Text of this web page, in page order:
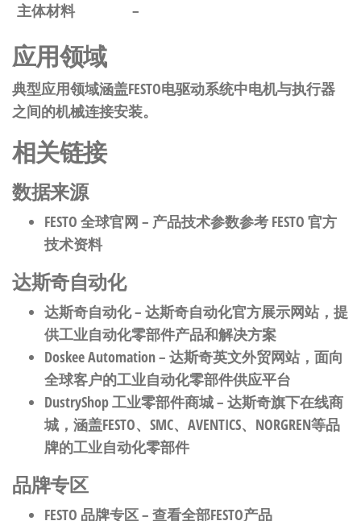
主体材料
–
应用领域
典型应用领域涵盖FESTO电驱动系统中电机与执行器
之间的机械连接安装。
相关链接
数据来源
FESTO 全球官网 – 产品技术参数参考 FESTO 官方
技术资料
达斯奇自动化
达斯奇自动化– 达斯奇自动化官方展示网站，提
供工业自动化零部件产品和解决方案
Doskee Automation– 达斯奇英文外贸网站，面向
全球客户的工业自动化零部件供应平台
DustryShop 工业零部件商城– 达斯奇旗下在线商
城，涵盖FESTO、SMC、AVENTICS、NORGREN等品
牌的工业自动化零部件
品牌专区
FESTO 品牌专区– 查看全部FESTO产品